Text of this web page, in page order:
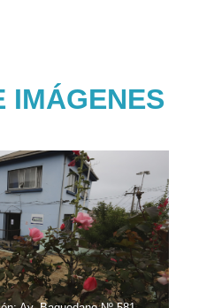
IMÁGENES